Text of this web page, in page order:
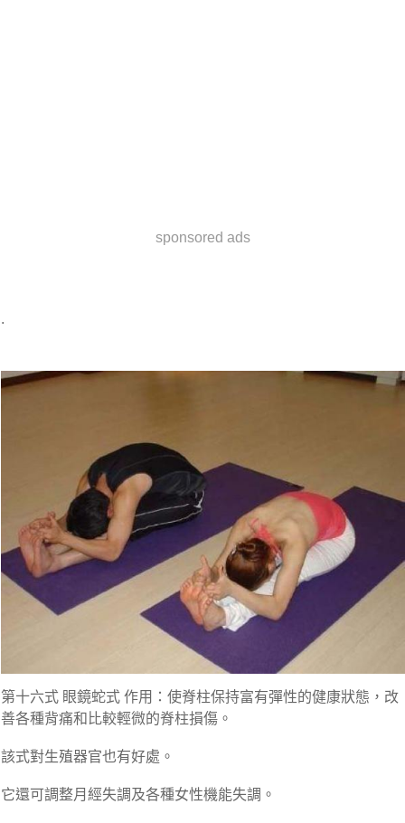
sponsored ads
.
第十六式 眼鏡蛇式 作用：使脊柱保持富有彈性的健康狀態，改
善各種背痛和比較輕微的脊柱損傷。
該式對生殖器官也有好處。
它還可調整月經失調及各種女性機能失調。